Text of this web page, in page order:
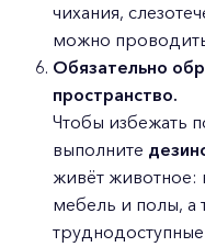
чихания,
можно
Обязательно
пространство.
Чтобы избежать
выполните
живёт животное:
мебель и полы, а
труднодоступные